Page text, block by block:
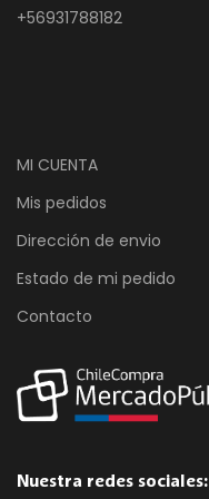
+56931788182
MI CUENTA
Mis pedidos
Dirección de envio
Estado de mi pedido
Contacto
Nuestra redes sociales: